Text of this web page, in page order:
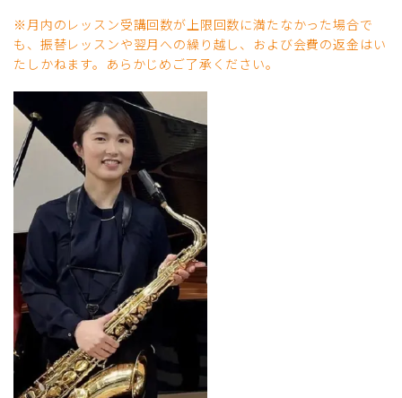
※月内のレッスン受講回数が上限回数に満たなかった場合で
も、振替レッスンや翌月への繰り越し、および会費の返金はい
たしかねます。あらかじめご了承ください。